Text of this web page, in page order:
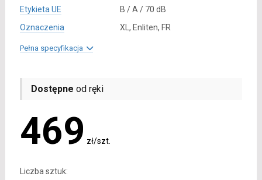
Etykieta UE
B / A / 70 dB
Oznaczenia
XL, Enliten, FR
Pełna specyfikacja
Dostępne od ręki
469 zł/szt.
Liczba sztuk: